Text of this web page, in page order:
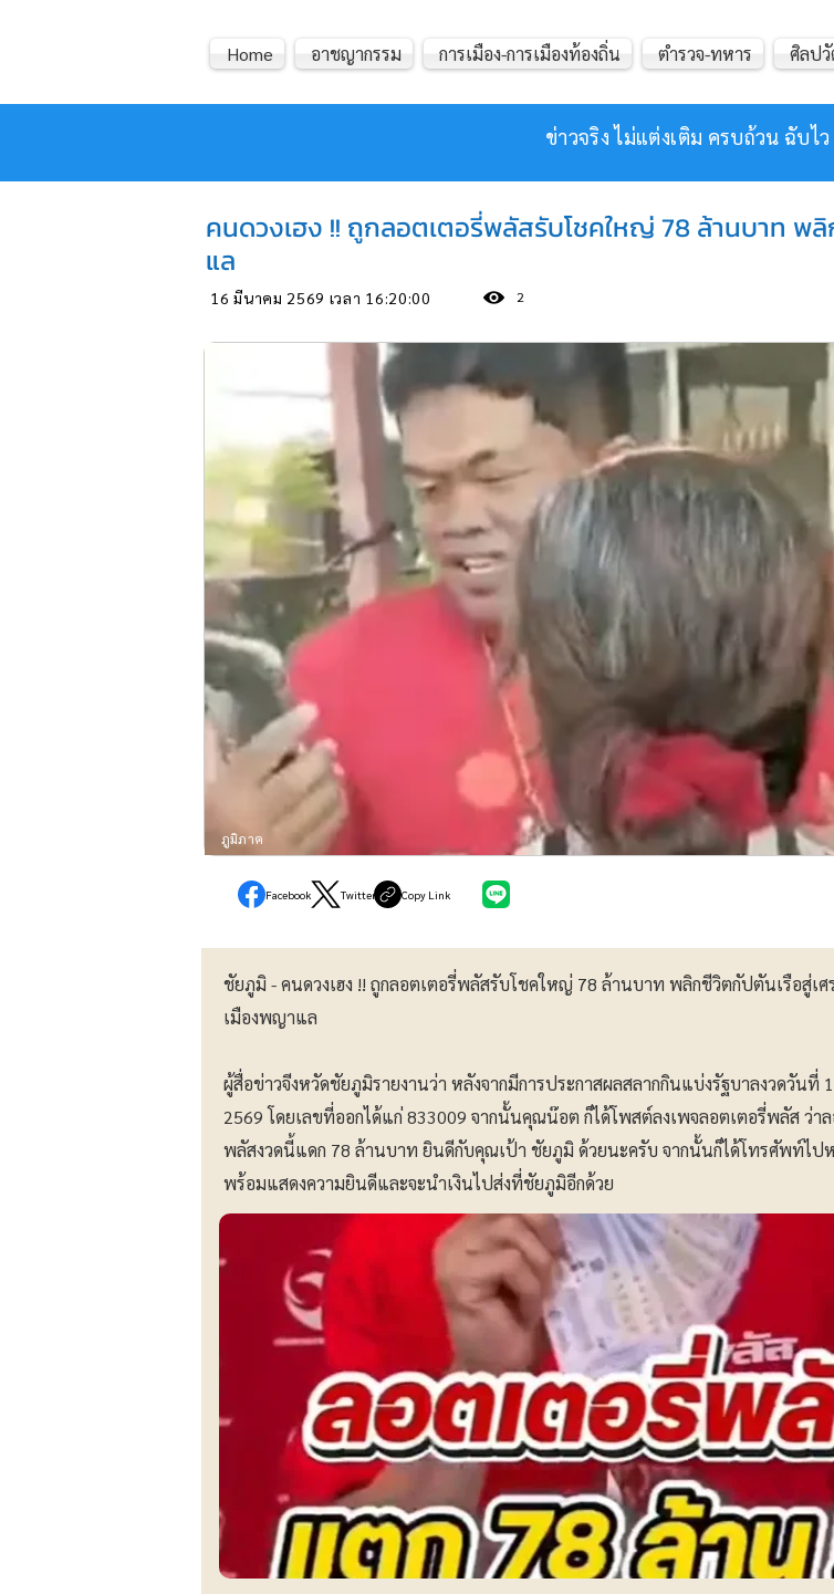
ข่าวจริง ไม่แต่งเติม ครบถ้วน ฉับไ
Home อาชญากรรม การเมือง-การเมืองท้องถิ่น ตำรวจ-ทหาร ศิลป
คนดวงเฮง !! ถูกลอตเตอรี่พลัสรับโชคใหญ่ 78 ล้านบาท พ
แล
16 มีนาคม 2569 เวลา 16:20:00 2
ภูมิภาค
Facebook Twitter Copy Link
ชัยภูมิ - คนดวงเฮง !! ถูกลอตเตอรี่พลัสรับโชคใหญ่ 78 ล้านบาท พลิกชีวิตกัปตันเรือสู่เ
เมืองพญาแล
ผู้สื่อข่าวจีงหวัดชัยภูมิรายงานว่า หลังจากมีการประกาสผลสลากกินแบ่งรัฐบาลงวดวันที่
2569 โดยเลขที่ออกได้แก่ 833009 จากนั้นคุณน๊อต ก็ได้โพสต์ลงเพจลอตเตอรี่พลัส ว่า
พลัสงวดนี้แดก 78 ล้านบาท ยินดีกับคุณเป้า ชัยภูมิ ด้วยนะครับ จากนั้นก็ได้โทรศัพท์ไป
พร้อมแสดงความยินดีและจะนำเงินไปส่งที่ชัยภูมิอีกด้วย